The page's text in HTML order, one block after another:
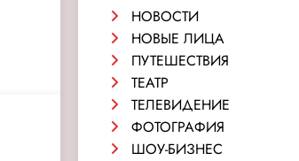
НОВОСТИ
НОВЫЕ ЛИЦА
ПУТЕШЕСТВИЯ
ТЕАТР
ТЕЛЕВИДЕНИЕ
ФОТОГРАФИЯ
ШОУ-БИЗНЕС